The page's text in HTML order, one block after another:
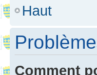
Haut
Comment